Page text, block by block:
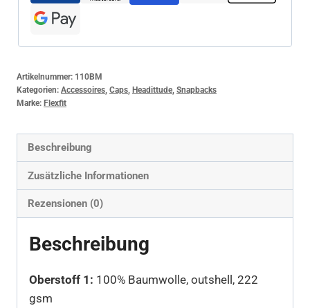
Artikelnummer: 110BM
Kategorien: Accessoires Caps Headittude, Snapbacks
Marke: Flexfit
Beschreibung
Zusätzliche Informationen
Rezensionen (0)
Beschreibung
Oberstoff 1: 100% Baumwolle, outshell, 222
gsm